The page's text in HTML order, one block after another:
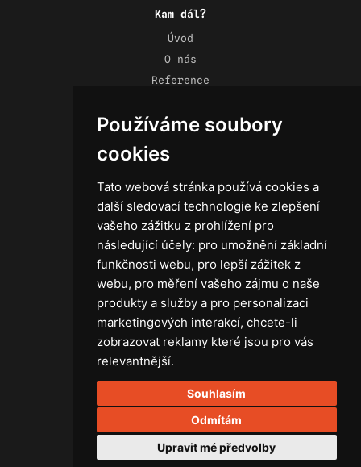
Používáme soubory
cookies
Tato webová stránka používá cookies a
další sledovací technologie ke zlepšení
vašeho zážitku z prohlížení pro
následující účely: pro umožnění základní
funkčnosti webu, pro lepší zážitek z
webu, pro měření vašeho zájmu o naše
produkty a služby a pro personalizaci
marketingových interakcí, chcete-li
zobrazovat reklamy které jsou pro vás
relevantnější.
Souhlasím
Odmítám
Upravit mé předvolby
Kam dál?
Úvod
O nás
Reference
Kontakt
Obchodní podmínky
Zásady ochrany osobních údajů
Technika
Světla
Příslušenství ke světlům
Osvětlovací technika GRIP
Baterie
Stativy
Ostatní
Rozvaděče a kabely
Spotřební materiál
Z75 MISC. (RŮZNÉ) Accessories